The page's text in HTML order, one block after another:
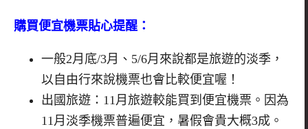
購買便宜機票貼心提醒：
一般2月底/3月、5/6月來說都是旅遊的淡季，
以自由行來說機票也會比較便宜喔！
出國旅遊：11月旅遊較能買到便宜機票。因為
11月淡季機票普遍便宜，暑假會貴大概3成。